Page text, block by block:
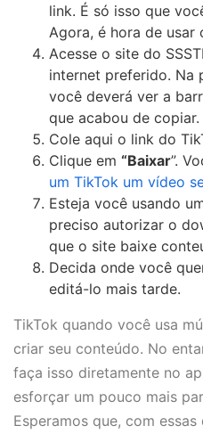
link. É só isso que
Agora, é hora de usar
Acesse o site do
internet preferido. Na
você deverá ver a
que acabou de copiar.
Cole aqui o link do
Clique em “Baixar”.
um TikTok um vídeo
Esteja você usando
preciso autorizar o
que o site baixe
Decida onde você
editá-lo mais tarde.
TikTok quando você usa
criar seu conteúdo. No
faça isso diretamente no
esforçar um pouco mais
Esperamos que, com